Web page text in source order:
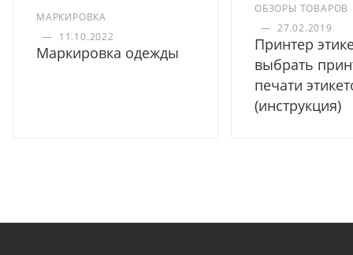
МАРКИРОВКА
— 11.10.2022
Маркировка одежды
ОБЗОРЫ ТОВАРОВ
— 27.02.2019
Принтер
выбрать
печати
(инструкция)